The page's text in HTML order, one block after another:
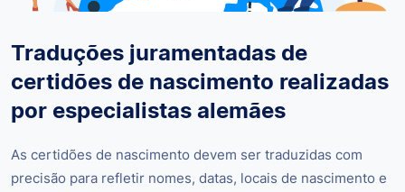
Traduções juramentadas de
certidões de nascimento realizadas
por especialistas alemães
As certidões de nascimento devem ser traduzidas com
precisão para refletir nomes, datas, locais de nascimento e